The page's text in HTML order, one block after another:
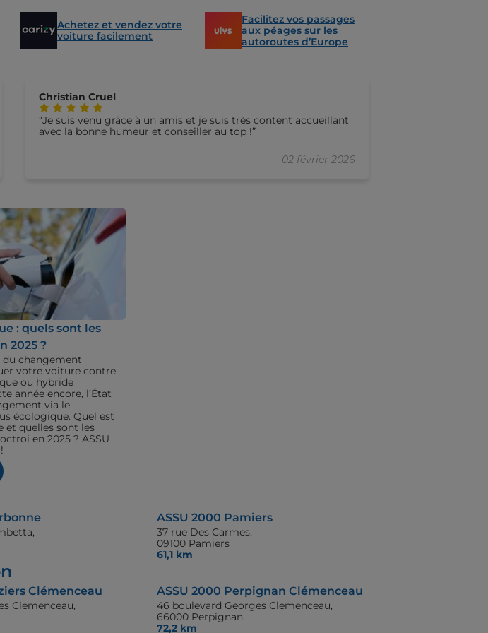
Achetez et vendez votre
voiture facilement
Facilitez vos passages
aux péages sur les
autoroutes d’Europe
Christian Cruel
02 février 2026
Je suis venu grâce à un amis et je suis très content accueillant
avec la bonne humeur et conseiller au top !
: quels sont les
2025 ?
du changement
votre voiture contre
ou hybride
année encore, l’État
via le
écologique. Quel est
et quelles sont les
en 2025 ? ASSU
ASSU 2000 Pamiers
37 rue Des Carmes,
09100 Pamiers
61,1 km
Clémenceau
Clemenceau,
ASSU 2000 Perpignan Clémenceau
46 boulevard Georges Clemenceau,
66000 Perpignan
72,2 km